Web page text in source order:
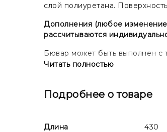
слой полиуретана.
Дополнения (любое изменение
рассчитываются
Бювар может быть выполнен с
изготовления клише.
Читать полностью
Подробнее о товаре
Длина
430